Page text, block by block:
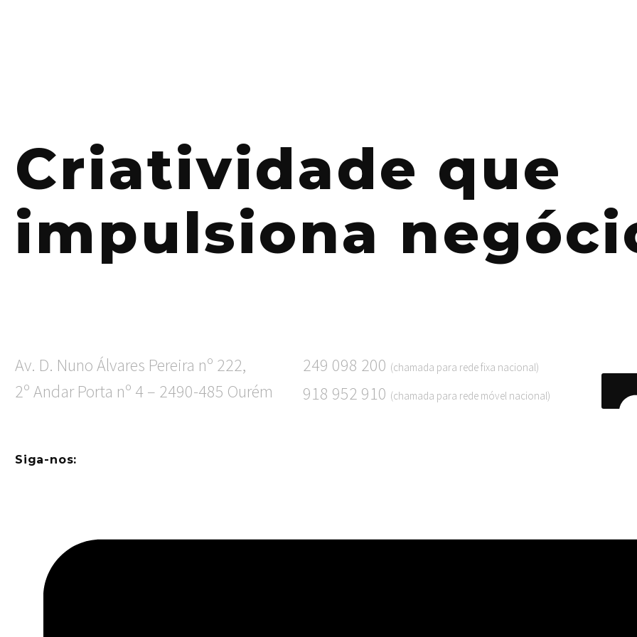
Criatividade que
impulsiona
Av. D. Nuno Álvares Pereira nº 222,
2º Andar Porta nº 4 – 2490-485 Ourém
249 098 200 (chamada para rede fixa nacional)
918 952 910 (chamada para rede móvel nacional)
Siga-nos: